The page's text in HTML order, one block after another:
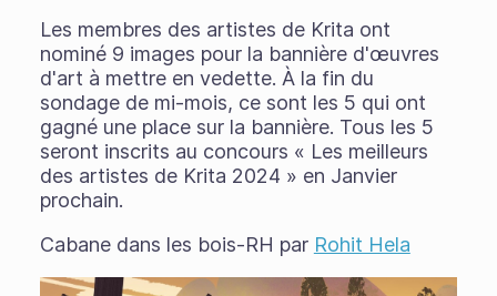
Les membres des artistes de Krita ont
nominé 9 images pour la bannière d'œuvres
d'art à mettre en vedette. À la fin du
sondage de mi-mois, ce sont les 5 qui ont
gagné une place sur la bannière. Tous les 5
seront inscrits au concours « Les meilleurs
des artistes de Krita 2024 » en Janvier
prochain.
Cabane dans les bois-RH par Rohit Hela